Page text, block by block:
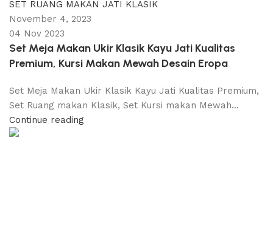
SET RUANG MAKAN JATI KLASIK
November 4, 2023
04 Nov 2023
Set Meja Makan Ukir Klasik Kayu Jati Kualitas
Premium, Kursi Makan Mewah Desain Eropa
Set Meja Makan Ukir Klasik Kayu Jati Kualitas Premium,
Set Ruang makan Klasik, Set Kursi makan Mewah...
Continue reading